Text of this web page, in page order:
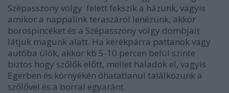
Szépasszony völgy felett fekszik a házunk, vagyis
amikor a nappalink teraszáról lenézünk, akkor
borospincéket és a Szépasszony völgy dombjait
látjuk magunk alatt. Ha kerékpárra pattanok vagy
autóba ülök, akkor kb 5-10 percen belül szinte
biztos hogy szőlők előtt, mellet haladok el, vagyis
Egerben és környékén óhatatlanul találkozunk a
szőlővel és a borral egyaránt.